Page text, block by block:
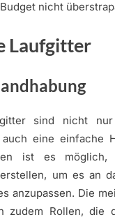
nicht
Laufgitter
sind nicht
eine einfache
ist es
um es an
anzupassen. Die
zudem Rollen, die